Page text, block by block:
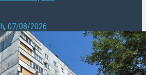
, 07/08/2026